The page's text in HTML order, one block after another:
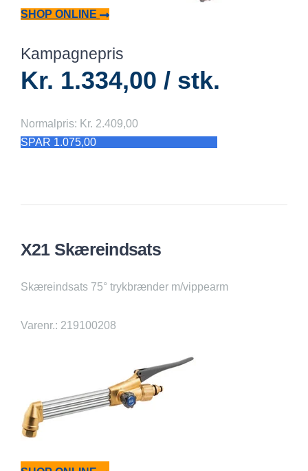
SHOP ONLINE
Kampagnepris
Kr. 1.334,00 / stk.
Normalpris: Kr. 2.409,00
SPAR 1.075,00
X21 Skæreindsats
Skæreindsats 75° trykbrænder m/vippearm
Varenr.: 219100208